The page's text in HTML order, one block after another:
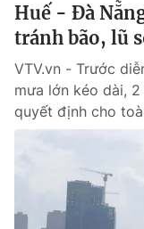
Tổng Biên tập:Vũ
Phó Tổng Biên tập:
Nguyễn Trọng Ninh
Tổng đài VTV:
Ðiện thoại Thời báo
Email:toasoan@vtv.vn
Huế - Đà
tránh bão, lũ
VTV.vn - Trước
mưa lớn kéo dài,
quyết định cho